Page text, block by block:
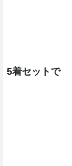
5着セットで